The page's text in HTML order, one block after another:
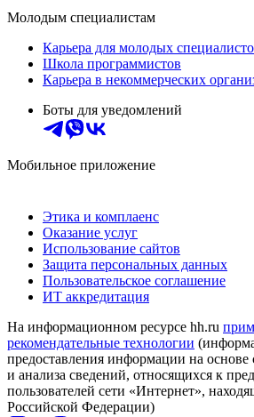
Молодым специалистам
Карьера для молодых
Школа программистов
Карьера в некоммерческих
Боты для уведомлений
Мобильное приложение
Этика и комплаенс
Оказание услуг
Использование сайтов
Защита персональных данных
Пользовательское соглашение
ИТ аккредитация
На информационном ресурсе hh.ru
рекомендательные технологии
предоставления информации на основе
и анализа сведений, относящихся к
пользователей сети «Интернет»,
Российской Федерации)